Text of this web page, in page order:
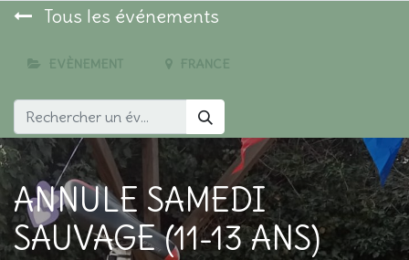
Tous les événements
EVÈNEMENT FRANCE
ANNULE SAMEDI
SAUVAGE (11-13 ANS)